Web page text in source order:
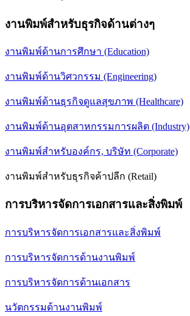
งานพิมพ์สำหรับธุรกิจด้านต่างๆ
งานพิมพ์ด้านการศึกษา (Education)
งานพิมพ์ด้านวิศวกรรม (Engineering)
งานพิมพ์ด้านธุรกิจดูแลสุขภาพ (Healthcare)
งานพิมพ์ด้านอุตสาหกรรมการผลิต (Industry)
งานพิมพ์สำหรับองค์กร, บริษัท (Corporate)
งานพิมพ์สำหรับธุรกิจค้าปลีก (Retail)
การบริหารจัดการเอกสารและสิ่งพิมพ์
การบริหารจัดการเอกสารและสิ่งพิมพ์
การบริหารจัดการด้านงานพิมพ์
การบริหารจัดการด้านเอกสาร
นวัตกรรมด้านงานพิมพ์